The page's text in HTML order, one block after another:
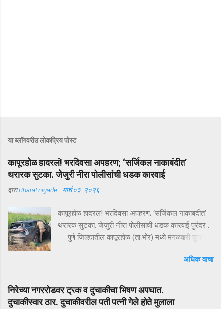
या ब्लॉगवरील लोकप्रिय पोस्ट
कापूरहोळ हादरलं! भरदिवसा अपहरण; ‘सर्जिकल नाकाबंदीत’
थरारक सुटका. जेजुरी नीरा पोलीसांंची धडक कारवाई
द्वाराBharat nigade - मार्च ०३, २०२६
कापूरहोळ हादरलं! भरदिवसा अपहरण; ‘सर्जिकल नाकाबंदीत’
थरारक सुटका. जेजुरी नीरा पोलीसांंची धडक कारवाई पुरंदर :
पुणे जिल्ह्यातील कापूरहोळ (ता.भोर) मध्ये मंगळवारी दुपारी
अक्षरशः हादरवून सोडलं. एका नामांकित व्यापाऱ्याच्या १८ वर्षीय
मुलाला भरदिवसा काळ्या XUVमधून जबरदस्तीने उचलून
नेण्यात आलं आणि काही क्षणांत गावात भीतीचं सावट दाटून
आलं. पण काही तासांतच पोलिसांनी उभारलेल्या ‘सर्जिकल
अधिक वाचा
निरेच्या नगररोडवर ट्रक व दुचाकीचा भिषण अपघात.
दुचाकीस्वार ठार. दुचाकीवरील पती पत्नी गेले होते मुलाला